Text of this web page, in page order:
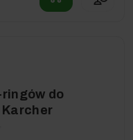
do
Karcher